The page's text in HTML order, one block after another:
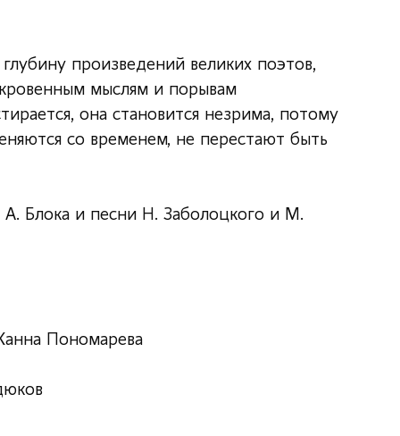
произведений великих поэтов,
мыслям и порывам
она становится незрима, потому
со временем, не перестают быть
А. Блока и песни Н. Заболоцкого и М.
Пономарева